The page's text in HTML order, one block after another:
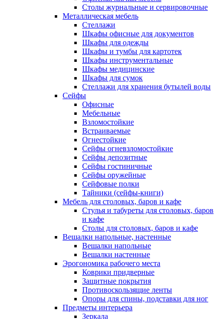
Столы журнальные и сервировочные
Металлическая мебель
Стеллажи
Шкафы офисные для документов
Шкафы для одежды
Шкафы и тумбы для картотек
Шкафы инструментальные
Шкафы медицинские
Шкафы для сумок
Стеллажи для хранения бутылей воды
Сейфы
Офисные
Мебельные
Взломостойкие
Встраиваемые
Огнестойкие
Сейфы огневзломостойкие
Сейфы депозитные
Сейфы гостиничные
Сейфы оружейные
Сейфовые полки
Тайники (сейфы-книги)
Мебель для столовых, баров и кафе
Стулья и табуреты для столовых, баров
и кафе
Столы для столовых, баров и кафе
Вешалки напольные, настенные
Вешалки напольные
Вешалки настенные
Эрогономика рабочего места
Коврики придверные
Защитные покрытия
Противоскользящие ленты
Опоры для спины, подставки для ног
Предметы интерьера
Зеркала